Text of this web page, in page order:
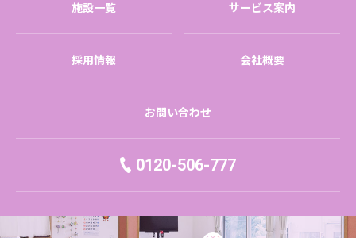
施設一覧 サービス案内
採用情報 会社概要
お問い合わせ
0120-506-777